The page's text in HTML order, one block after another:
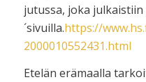
jutussa, joka
´sivuilla.https://
2000010552431.html
Etelän erämaalla